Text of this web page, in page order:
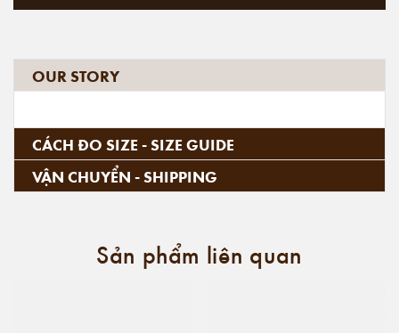
OUR STORY
CÁCH ĐO SIZE - SIZE GUIDE
VẬN CHUYỂN - SHIPPING
Sản phẩm liên quan